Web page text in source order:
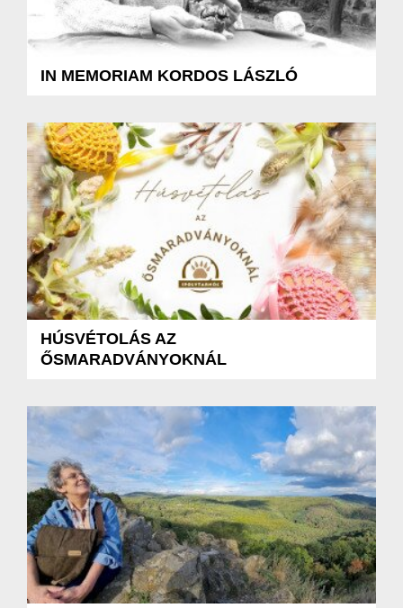
IN MEMORIAM KORDOS LÁSZLÓ
HÚSVÉTOLÁS AZ
ŐSMARADVÁNYOKNÁL